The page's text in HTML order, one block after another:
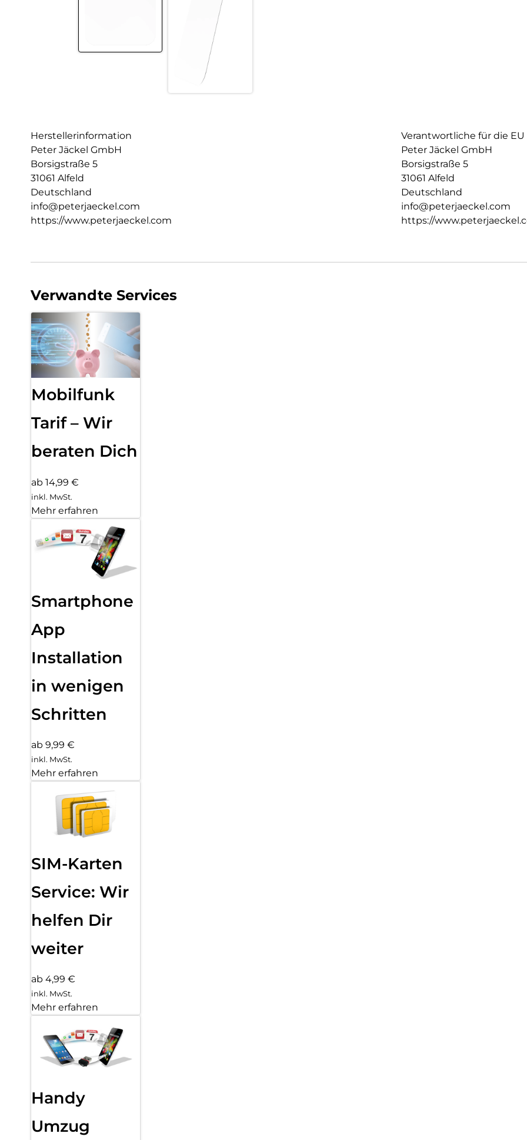
Herstellerinformation
Peter Jäckel GmbH
Borsigstraße 5
31061 Alfeld
Deutschland
info@peterjaeckel.com
https://www.peterjaeckel.com
Verantwortliche für die EU
Peter Jäckel GmbH
Borsigstraße 5
31061 Alfeld
Deutschland
info@peterjaeckel.com
https://
Verwandte Services
Mobilfunk
Tarif – Wir
beraten Dich
ab 14,99 €
inkl. MwSt.
Mehr erfahren
Smartphone
App
Installation
in wenigen
Schritten
ab 9,99 €
inkl. MwSt.
Mehr erfahren
SIM-Karten
Service: Wir
helfen Dir
weiter
ab 4,99 €
inkl. MwSt.
Mehr erfahren
Handy
Umzug